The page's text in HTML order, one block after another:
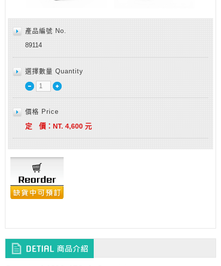
產品編號 No.
89114
選擇數量 Quantity
價格 Price
定 價： NT. 4,600 元